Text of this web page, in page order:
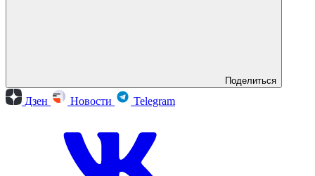
Поделиться
Дзен Новости Telegram